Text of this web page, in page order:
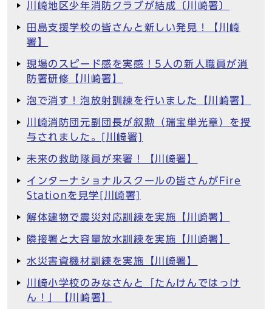
川崎地区少年消防クラブが結成〔川崎署〕
田島支援学校の皆さんと新しい発見！【川崎
署】
現場のスピード感を実感！5人の新人職員が消
防署研修【川崎署】
泡で消す！泡放射訓練を行いました【川崎署】
川崎消防団元副団長が叙勲（瑞宝単光章）を授
与されました。[川崎署]
未来の救助隊員が来署！【川崎署】
インターナショナルスクールの皆さんがFire
Stationを見学[川崎署]
解体建物で震災対応訓練を実施【川崎署】
隣接署と大容量放水訓練を実施【川崎署】
水災害資機材訓練を実施【川崎署】
川崎小学校のみなさんと「たんけんではっけ
ん！」【川崎署】